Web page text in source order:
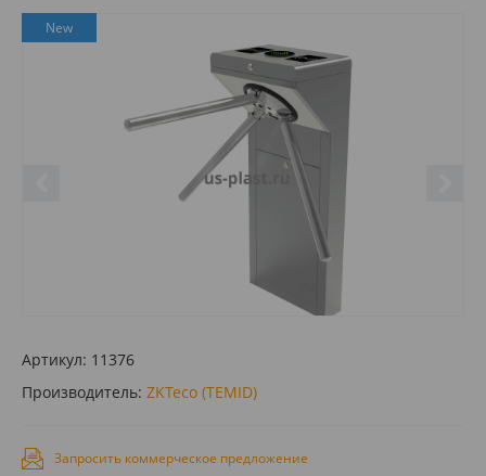
New
Артикул: 11376
Производитель: ZKTeco (TEMID)
Запросить коммерческое предложение